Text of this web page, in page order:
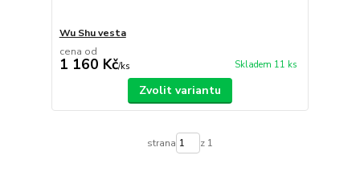
Wu Shu vesta
cena od
1 160 Kč/ks Skladem 11 ks
Zvolit variantu
strana z 1